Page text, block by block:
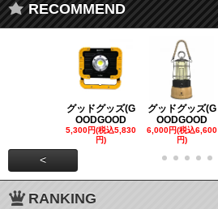
RECOMMEND
グッドグッズ(G
OODGOOD
5,300円(税込5,830
円)
グッドグッズ(G
OODGOOD
6,000円(税込6,600
円)
<
RANKING